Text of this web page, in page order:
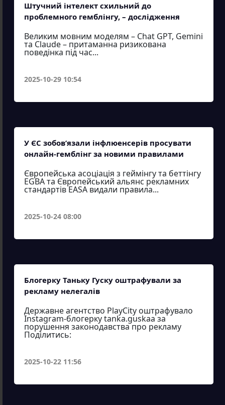
Штучний інтелект схильний до
проблемного гемблінгу, – дослідження
Великим мовним моделям – Chat GPT, Gemini
та Claude – притаманна ризикована
поведінка під час...
2025-10-29 10:54
У ЄС зобов’язали інфлюенсерів просувати
онлайн-гемблінг за новими правилами
Європейська асоціація з геймінгу та беттінгу
EGBA та Європейський альянс рекламних
стандартів EASA видали правила...
2025-10-24 08:00
Блогерку Таньку Гуску оштрафували за
рекламу нелегалів
Державне агентство PlayCity оштрафувало
Instagram-блогерку tanka.guskaa за
порушення законодавства про рекламу
Поділитись:
2025-10-22 11:56